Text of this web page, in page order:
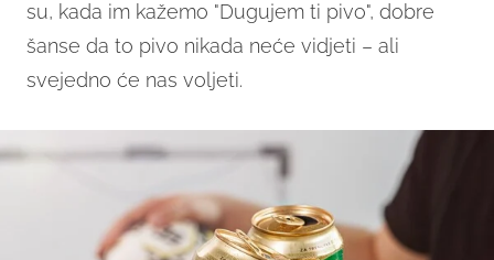
su, kada im kažemo "Dugujem ti pivo", dobre
šanse da to pivo nikada neće vidjeti – ali
svejedno će nas voljeti.